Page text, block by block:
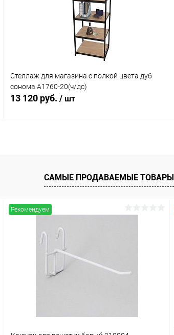
Стеллаж для магазина с полкой цвета дуб
сонома A1760-20(ч/дс)
13 120 руб. / шт
САМЫЕ ПРОДАВАЕМЫЕ ТОВАРЫ
Рекомендуем